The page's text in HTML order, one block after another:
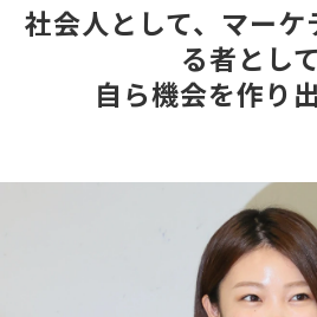
社会人として、マーケ
る者として
自ら機会を作り